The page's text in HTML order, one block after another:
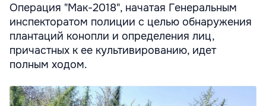
Операция "Мак-2018", начатая Генеральным
инспекторатом полиции с целью обнаружения
плантаций конопли и определения лиц,
причастных к ее культивированию, идет
полным ходом.